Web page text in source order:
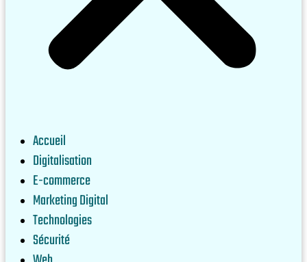
Accueil
Digitalisation
E-commerce
Marketing Digital
Technologies
Sécurité